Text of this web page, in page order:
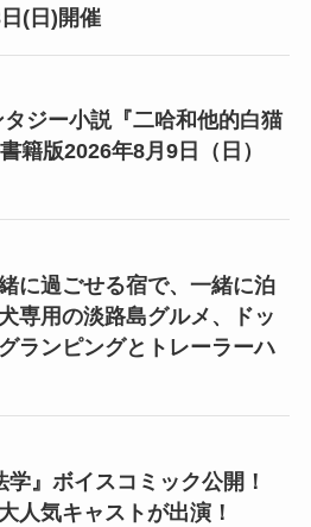
(日)開催
ジー小説『二哈和他的白猫
籍版2026年8月9日（日）
に過ごせる宿で、一緒に泊
専用の淡路島グルメ、ドッ
ランピングとトレーラーハ
学』ボイスコミック公開！
人気キャストが出演！